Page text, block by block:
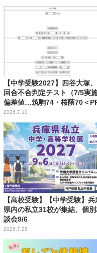
【中学受験2027】四谷大塚
回合不合判定テスト（7/5実施
偏差値…筑駒74・桜蔭70＜
2026.7.10
【高校受験】【中学受験】兵
県内の私立31校が集結、個別
談会9/6
2026.7.28